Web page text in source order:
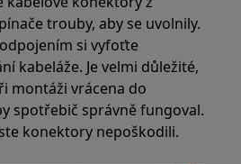
trouby, aby se uvolnily.
si vyfoťte
kabeláže. Je velmi důležité,
montáži vrácena do
spotřebič správně fungoval.
konektory nepoškodili.